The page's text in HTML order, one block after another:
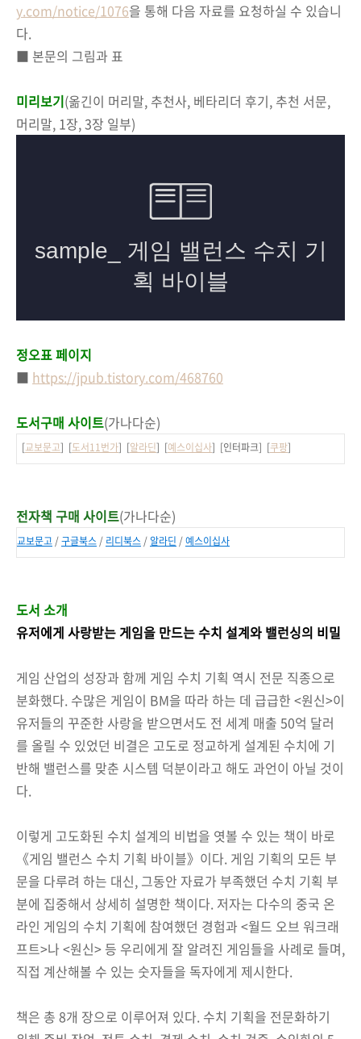
y.com/notice/1076을 통해 다음 자료를 요청하실 수 있습니
다.
■ 본문의 그림과 표
미리보기(옮긴이 머리말, 추천사, 베타리더 후기, 추천 서문,
머리말, 1장, 3장 일부)
정오표 페이지
■ https://jpub.tistory.com/468760
도서구매 사이트(가나다순)
[교보문고] [도서11번가] [알라딘] [예스이십사] [인터파크] [쿠팡]
전자책 구매 사이트(가나다순)
교보문고 /구글북스 / 리디북스 /알라딘 /예스이십사
도서 소개
유저에게 사랑받는 게임을 만드는 수치 설계와 밸런싱의 비밀
게임 산업의 성장과 함께 게임 수치 기획 역시 전문 직종으로
분화했다. 수많은 게임이 BM을 따라 하는 데 급급한 <원신>이
유저들의 꾸준한 사랑을 받으면서도 전 세계 매출 50억 달러
를 올릴 수 있었던 비결은 고도로 정교하게 설계된 수치에 기
반해 밸런스를 맞춘 시스템 덕분이라고 해도 과언이 아닐 것이
다.
이렇게 고도화된 수치 설계의 비법을 엿볼 수 있는 책이 바로
《게임 밸런스 수치 기획 바이블》이다. 게임 기획의 모든 부
문을 다루려 하는 대신, 그동안 자료가 부족했던 수치 기획 부
분에 집중해서 상세히 설명한 책이다. 저자는 다수의 중국 온
라인 게임의 수치 기획에 참여했던 경험과 <월드 오브 워크래
프트>나 <원신> 등 우리에게 잘 알려진 게임들을 사례로 들며,
직접 계산해볼 수 있는 숫자들을 독자에게 제시한다.
책은 총 8개 장으로 이루어져 있다. 수치 기획을 전문화하기